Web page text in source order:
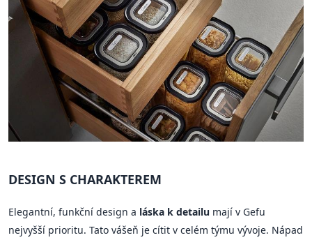
DESIGN S CHARAKTEREM
Elegantní, funkční design a láska k detailu mají v Gefu
nejvyšší prioritu. Tato vášeň je cítit v celém týmu vývoje. Nápad